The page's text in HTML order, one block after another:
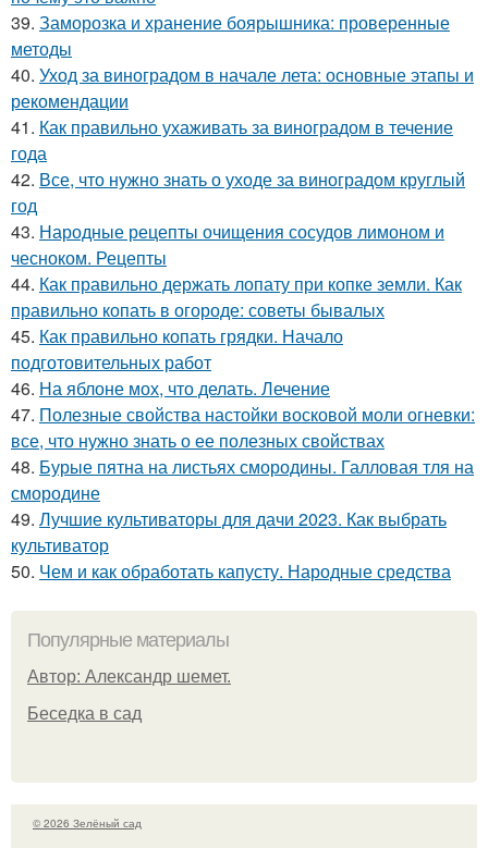
39. Заморозка и хранение боярышника: проверенные
методы
40. Уход за виноградом в начале лета: основные этапы и
рекомендации
41. Как правильно ухаживать за виноградом в течение
года
42. Все, что нужно знать о уходе за виноградом круглый
год
43. Народные рецепты очищения сосудов лимоном и
чесноком. Рецепты
44. Как правильно держать лопату при копке земли. Как
правильно копать в огороде: советы бывалых
45. Как правильно копать грядки. Начало
подготовительных работ
46. На яблоне мох, что делать. Лечение
47. Полезные свойства настойки восковой моли огневки:
все, что нужно знать о ее полезных свойствах
48. Бурые пятна на листьях смородины. Галловая тля на
смородине
49. Лучшие культиваторы для дачи 2023. Как выбрать
культиватор
50. Чем и как обработать капусту. Народные средства
Популярные материалы
Автор: Александр шемет.
Беседка в сад
© 2026 Зелёный сад